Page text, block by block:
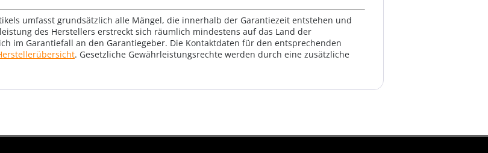
umfasst grundsätzlich alle Mängel, die innerhalb der Garantiezeit entstehen und
des Herstellers erstreckt sich räumlich mindestens auf das Land der
im Garantiefall an den Garantiegeber. Die Kontaktdaten für den entsprechenden
. Gesetzliche Gewährleistungsrechte werden durch eine zusätzliche